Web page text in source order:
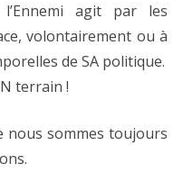
agit par les
volontairement ou à
de SA politique.
terrain !
nous sommes toujours